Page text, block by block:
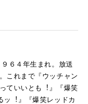
６４年⽣まれ。放送
これまで『ウッチャン
ていいとも︕』『爆笑
ッ︕』『爆笑レッドカ